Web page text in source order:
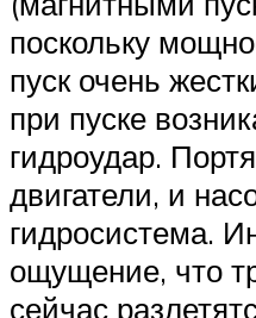
поскольку
пуск очень
при пуске
гидроудар.
двигатели, и
гидросистема.
ощущение, что
сейчас